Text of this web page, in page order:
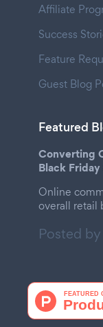
Affiliate
Success
Feature
Guest Blog
Featured
Converting
Black
Online
overall retail
Posted